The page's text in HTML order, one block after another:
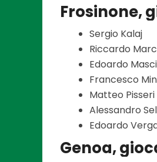
Frosinone,
Sergio Kalaj
Riccardo
Edoardo
Francesco
Matteo Pisseri
Alessandro
Edoardo
Genoa,